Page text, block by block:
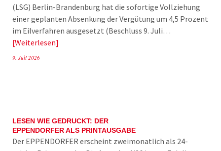
(LSG) Berlin-Brandenburg hat die sofortige Vollziehung
einer geplanten Absenkung der Vergütung um 4,5 Prozent
im Eilverfahren ausgesetzt (Beschluss 9. Juli…
Weiterlesen
9. Juli 2026
LESEN WIE GEDRUCKT: DER
EPPENDORFER ALS PRINTAUSGABE
Der EPPENDORFER erscheint zweimonatlich als 24-